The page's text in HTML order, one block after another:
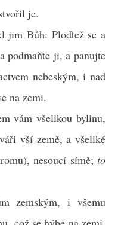
je.
jim Bůh: Ploďtež se a
podmaňte ji, a panujte
nebeským, i nad
na zemi.
vám všelikou bylinu,
vší země, a všeliké
nesoucí símě; to
zemským, i všemu